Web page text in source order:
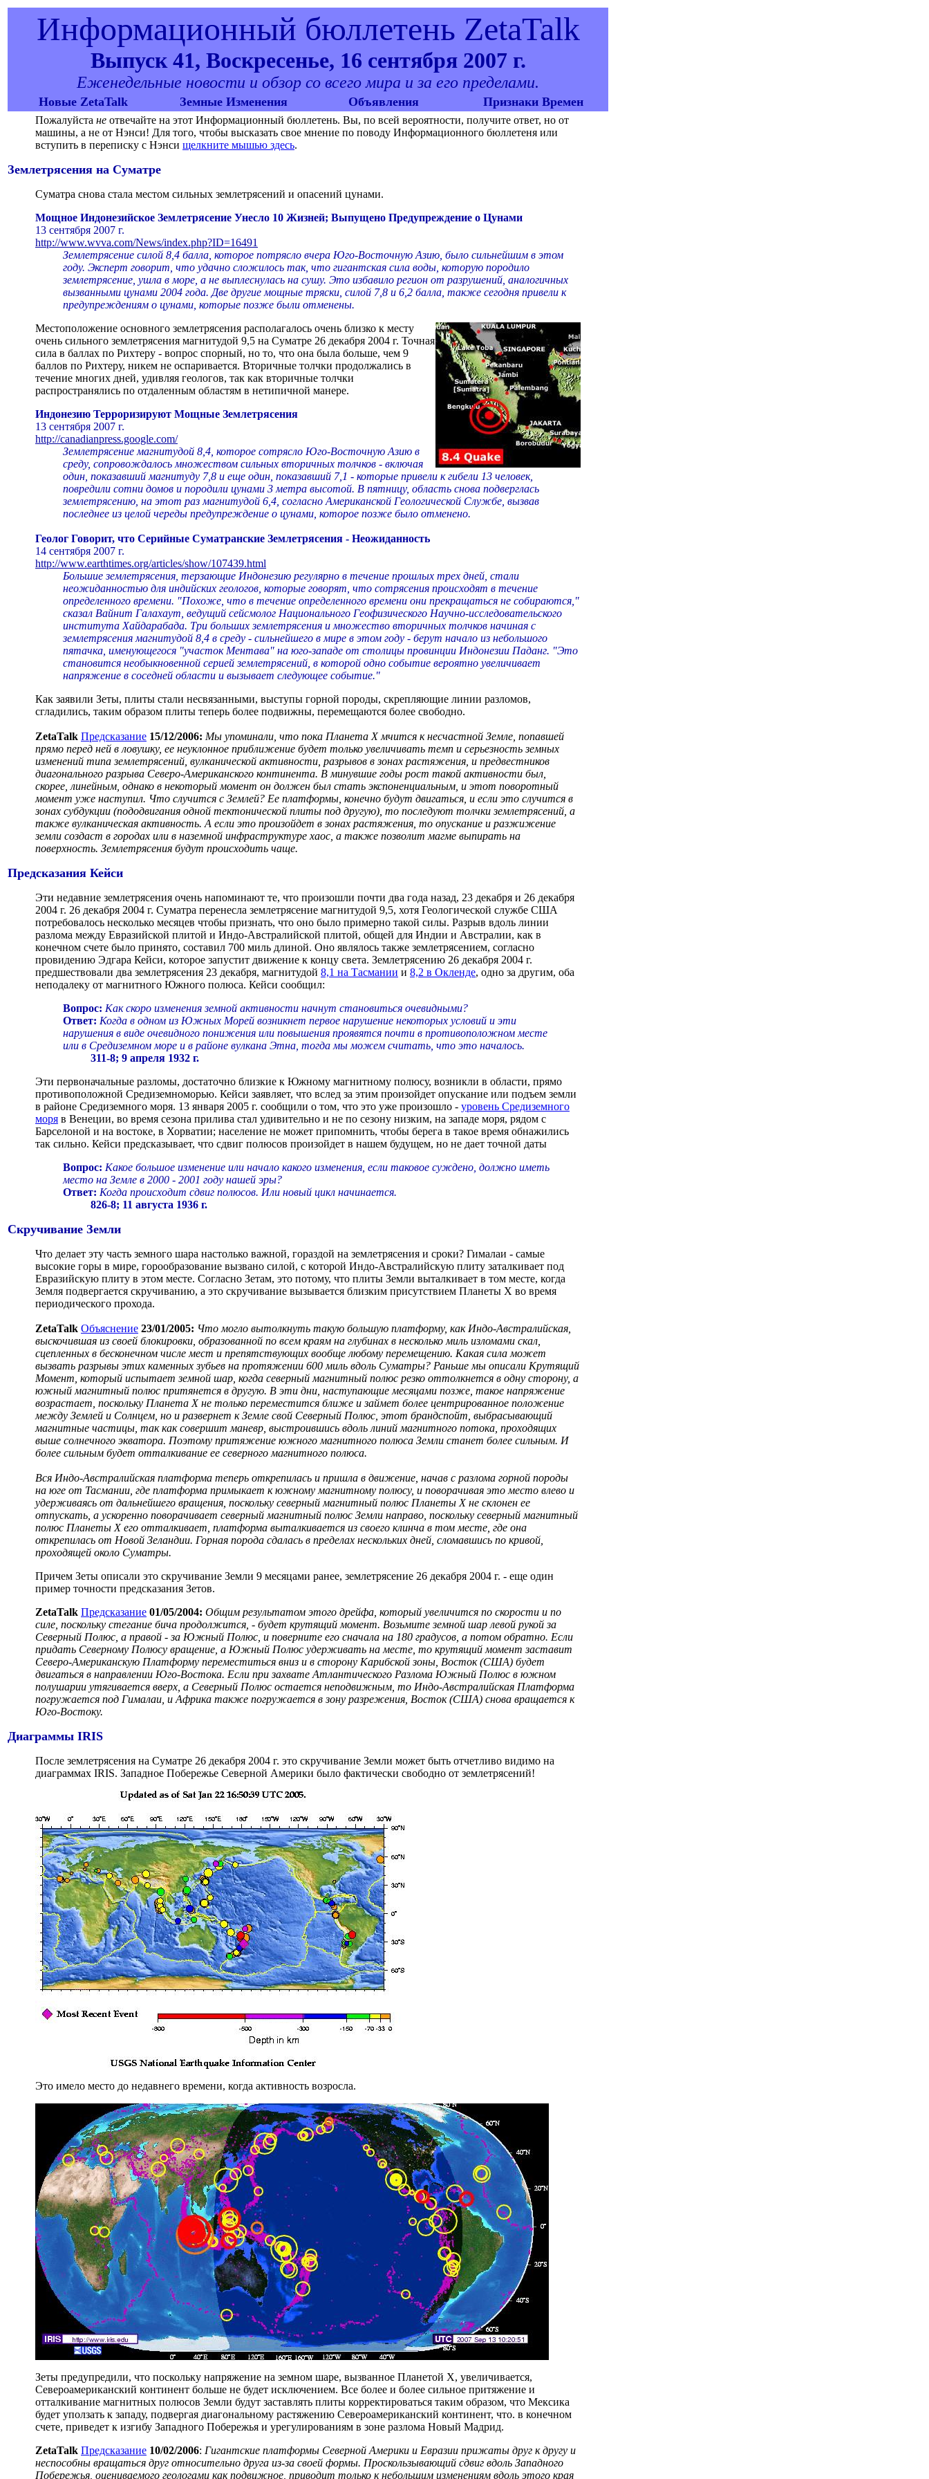
Информационный бюллетень ZetaTalk
Выпуск 41, Воскресенье, 16 сентября 2007 г.
Еженедельные новости и обзор со всего мира и за его пределами.
Новые ZetaTalk Земные Изменения Объявления Признаки Времен
Пожалуйста не отвечайте на этот Информационный бюллетень. Вы, по всей вероятности, получите ответ, но от
машины, а не от Нэнси! Для того, чтобы высказать свое мнение по поводу Информационного бюллетеня или
вступить в переписку с Нэнси щелкните мышью здесь.
Землетрясения на Суматре
Суматра снова стала местом сильных землетрясений и опасений цунами.
Мощное Индонезийское Землетрясение Унесло 10 Жизней; Выпущено Предупреждение о Цунами
13 сентября 2007 г.
http://www.wvva.com/News/index.php?ID=16491
Землетрясение силой 8,4 балла, которое потрясло вчера Юго-Восточную Азию, было сильнейшим в этом
году. Эксперт говорит, что удачно сложилось так, что гигантская сила воды, которую породило
землетрясение, ушла в море, а не выплеснулась на сушу. Это избавило регион от разрушений, аналогичных
вызванными цунами 2004 года. Две другие мощные тряски, силой 7,8 и 6,2 балла, также сегодня привели к
предупреждениям о цунами, которые позже были отменены.
Местоположение основного землетрясения располагалось очень близко к месту
очень сильного землетрясения магнитудой 9,5 на Суматре 26 декабря 2004 г. Точная
сила в баллах по Рихтеру - вопрос спорный, но то, что она была больше, чем 9
баллов по Рихтеру, никем не оспаривается. Вторичные толчки продолжались в
течение многих дней, удивляя геологов, так как вторичные толчки
распространялись по отдаленным областям в нетипичной манере.
Индонезию Терроризируют Мощные Землетрясения
13 сентября 2007 г.
http://canadianpress.google.com/
Землетрясение магнитудой 8,4, которое сотрясло Юго-Восточную Азию в
среду, сопровождалось множеством сильных вторичных толчков - включая
один, показавший магнитуду 7,8 и еще один, показавший 7,1 - которые привели к гибели 13 человек,
повредили сотни домов и породили цунами 3 метра высотой. В пятницу, область снова подверглась
землетрясению, на этот раз магнитудой 6,4, согласно Американской Геологической Службе, вызвав
последнее из целой череды предупреждение о цунами, которое позже было отменено.
Геолог Говорит, что Серийные Суматранские Землетрясения - Неожиданность
14 сентября 2007 г.
http://www.earthtimes.org/articles/show/107439.html
Большие землетрясения, терзающие Индонезию регулярно в течение прошлых трех дней, стали
неожиданностью для индийских геологов, которые говорят, что сотрясения происходят в течение
определенного времени. "Похоже, что в течение определенного времени они прекращаться не собираются,"
сказал Вайнит Галахаут, ведущий сейсмолог Национального Геофизического Научно-исследовательского
института Хайдарабада. Три больших землетрясения и множество вторичных толчков начиная с
землетрясения магнитудой 8,4 в среду - сильнейшего в мире в этом году - берут начало из небольшого
пятачка, именующегося "участок Ментава" на юго-западе от столицы провинции Индонезии Паданг. "Это
становится необыкновенной серией землетрясений, в которой одно событие вероятно увеличивает
напряжение в соседней области и вызывает следующее событие."
Как заявили Зеты, плиты стали несвязанными, выступы горной породы, скрепляющие линии разломов,
сгладились, таким образом плиты теперь более подвижны, перемещаются более свободно.
ZetaTalk Предсказание 15/12/2006: Мы упоминали, что пока Планета X мчится к несчастной Земле, попавшей
прямо перед ней в ловушку, ее неуклонное приближение будет только увеличивать темп и серьезность земных
изменений типа землетрясений, вулканической активности, разрывов в зонах растяжения, и предвестников
диагонального разрыва Северо-Американского континента. В минувшие годы рост такой активности был,
скорее, линейным, однако в некоторый момент он должен был стать экспоненциальным, и этот поворотный
момент уже наступил. Что случится с Землей? Ее платформы, конечно будут двигаться, и если это случится в
зонах субдукции (пододвигания одной тектонической плиты под другую), то последуют толчки землетрясений, а
также вулканическая активность. А если это произойдет в зонах растяжения, то опускание и разжижение
земли создаст в городах или в наземной инфраструктуре хаос, а также позволит магме выпирать на
поверхность. Землетрясения будут происходить чаще.
Предсказания Кейси
Эти недавние землетрясения очень напоминают те, что произошли почти два года назад, 23 декабря и 26 декабря
2004 г. 26 декабря 2004 г. Суматра перенесла землетрясение магнитудой 9,5, хотя Геологической службе США
потребовалось несколько месяцев чтобы признать, что оно было примерно такой силы. Разрыв вдоль линии
разлома между Евразийской плитой и Индо-Австралийской плитой, общей для Индии и Австралии, как в
конечном счете было принято, составил 700 миль длиной. Оно являлось также землетрясением, согласно
провидению Эдгара Кейси, которое запустит движение к концу света. Землетрясению 26 декабря 2004 г.
предшествовали два землетрясения 23 декабря, магнитудой 8,1 на Тасмании и 8,2 в Окленде, одно за другим, оба
неподалеку от магнитного Южного полюса. Кейси сообщил:
Вопрос: Как скоро изменения земной активности начнут становиться очевидными?
Ответ: Когда в одном из Южных Морей возникнет первое нарушение некоторых условий и эти
нарушения в виде очевидного понижения или повышения проявятся почти в противоположном месте
или в Средиземном море и в районе вулкана Этна, тогда мы можем считать, что это началось.
311-8; 9 апреля 1932 г.
Эти первоначальные разломы, достаточно близкие к Южному магнитному полюсу, возникли в области, прямо
противоположной Средиземноморью. Кейси заявляет, что вслед за этим произойдет опускание или подъем земли
в районе Средиземного моря. 13 января 2005 г. сообщили о том, что это уже произошло - уровень Средиземного
моря в Венеции, во время сезона прилива стал удивительно и не по сезону низким, на западе моря, рядом с
Барселоной и на востоке, в Хорватии; население не может припомнить, чтобы берега в такое время обнажились
так сильно. Кейси предсказывает, что сдвиг полюсов произойдет в нашем будущем, но не дает точной даты
Вопрос: Какое большое изменение или начало какого изменения, если таковое суждено, должно иметь
место на Земле в 2000 - 2001 году нашей эры?
Ответ: Когда происходит сдвиг полюсов. Или новый цикл начинается.
826-8; 11 августа 1936 г.
Скручивание Земли
Что делает эту часть земного шара настолько важной, гораздой на землетрясения и сроки? Гималаи - самые
высокие горы в мире, горообразование вызвано силой, с которой Индо-Австралийскую плиту заталкивает под
Евразийскую плиту в этом месте. Согласно Зетам, это потому, что плиты Земли выталкивает в том месте, когда
Земля подвергается скручиванию, а это скручивание вызывается близким присутствием Планеты X во время
периодического прохода.
ZetaTalk Объяснение 23/01/2005: Что могло вытолкнуть такую большую платформу, как Индо-Австралийская,
выскочившая из своей блокировки, образованной по всем краям на глубинах в несколько миль изломами скал,
сцепленных в бесконечном числе мест и препятствующих вообще любому перемещению. Какая сила может
вызвать разрывы этих каменных зубьев на протяжении 600 миль вдоль Суматры? Раньше мы описали Крутящий
Момент, который испытает земной шар, когда северный магнитный полюс резко оттолкнется в одну сторону, а
южный магнитный полюс притянется в другую. В эти дни, наступающие месяцами позже, такое напряжение
возрастает, поскольку Планета X не только переместится ближе и займет более центрированное положение
между Землей и Солнцем, но и развернет к Земле свой Северный Полюс, этот брандспойт, выбрасывающий
магнитные частицы, так как совершит маневр, выстроившись вдоль линий магнитного потока, проходящих
выше солнечного экватора. Поэтому притяжение южного магнитного полюса Земли станет более сильным. И
более сильным будет отталкивание ее северного магнитного полюса.
Вся Индо-Австралийская платформа теперь открепилась и пришла в движение, начав с разлома горной породы
на юге от Тасмании, где платформа примыкает к южному магнитному полюсу, и поворачивая это место влево и
удерживаясь от дальнейшего вращения, поскольку северный магнитный полюс Планеты X не склонен ее
отпускать, а ускоренно поворачивает северный магнитный полюс Земли направо, поскольку северный магнитный
полюс Планеты X его отталкивает, платформа выталкивается из своего клинча в том месте, где она
открепилась от Новой Зеландии. Горная порода сдалась в пределах нескольких дней, сломавшись по кривой,
проходящей около Суматры.
Причем Зеты описали это скручивание Земли 9 месяцами ранее, землетрясение 26 декабря 2004 г. - еще один
пример точности предсказания Зетов.
ZetaTalk Предсказание 01/05/2004: Общим результатом этого дрейфа, который увеличится по скорости и по
силе, поскольку стегание бича продолжится, - будет крутящий момент. Возьмите земной шар левой рукой за
Северный Полюс, а правой - за Южный Полюс, и поверните его сначала на 180 градусов, а потом обратно. Если
придать Северному Полюсу вращение, а Южный Полюс удерживать на месте, то крутящий момент заставит
Северо-Американскую Платформу переместиться вниз и в сторону Карибской зоны, Восток (США) будет
двигаться в направлении Юго-Востока. Если при захвате Атлантического Разлома Южный Полюс в южном
полушарии утягивается вверх, а Северный Полюс остается неподвижным, то Индо-Австралийская Платформа
погружается под Гималаи, и Африка также погружается в зону разрежения, Восток (США) снова вращается к
Юго-Востоку.
Диаграммы IRIS
После землетрясения на Суматре 26 декабря 2004 г. это скручивание Земли может быть отчетливо видимо на
диаграммах IRIS. Западное Побережье Северной Америки было фактически свободно от землетрясений!
Это имело место до недавнего времени, когда активность возросла.
Зеты предупредили, что поскольку напряжение на земном шаре, вызванное Планетой X, увеличивается,
Североамериканский континент больше не будет исключением. Все более и более сильное притяжение и
отталкивание магнитных полюсов Земли будут заставлять плиты корректироваться таким образом, что Мексика
будет уползать к западу, подвергая диагональному растяжению Североамериканский континент, что. в конечном
счете, приведет к изгибу Западного Побережья и урегулированиям в зоне разлома Новый Мадрид.
ZetaTalk Предсказание 10/02/2006: Гигантские платформы Северной Америки и Евразии прижаты друг к другу и
неспособны вращаться друг относительно друга из-за своей формы. Проскользывающий сдвиг вдоль Западного
Побережья, оцениваемого геологами как подвижное, приводит только к небольшим изменениям вдоль этого края